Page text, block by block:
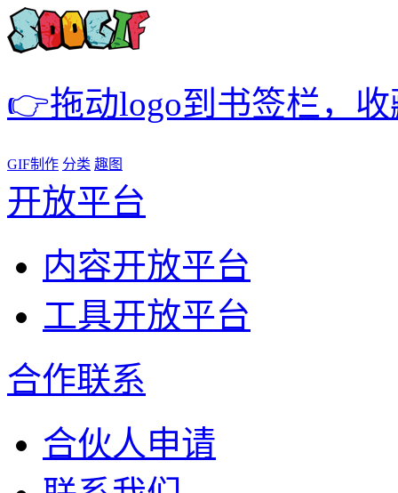
👉拖动logo到书签栏，
GIF制作 分类 趣图
开放平台
内容开放平台
工具开放平台
合作联系
合伙人申请